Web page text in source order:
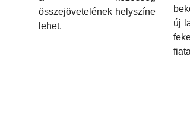
összejövetelének helyszíne
lehet.
új